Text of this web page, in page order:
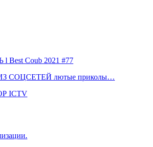
Coub 2021 #77
лютые приколы…
ICTV